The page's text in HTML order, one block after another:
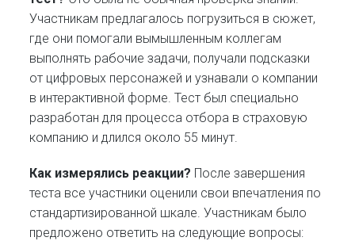
Участникам предлагалось погрузиться в сюжет,
где они помогали вымышленным коллегам
выполнять рабочие задачи, получали подсказки
от цифровых персонажей и узнавали о компании
в интерактивной форме. Тест был специально
разработан для процесса отбора в страховую
компанию и длился около 55 минут.
Как измерялись реакции? После завершения
теста все участники оценили свои впечатления по
стандартизированной шкале. Участникам было
предложено ответить на следующие вопросы: